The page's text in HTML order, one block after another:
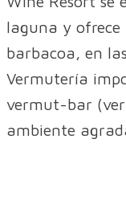
laguna y
barbacoa, en
Vermutería
vermut-bar
ambiente